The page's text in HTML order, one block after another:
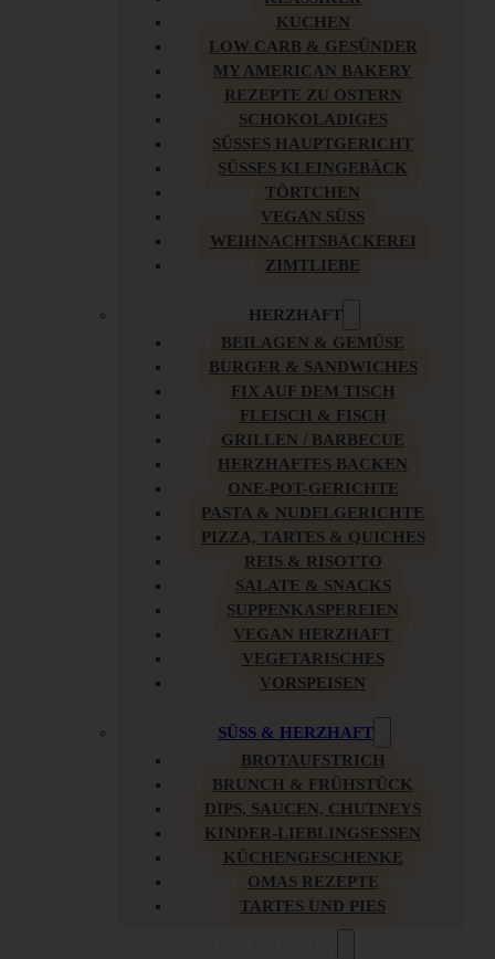
KUCHEN
LOW CARB & GESÜNDER
MY AMERICAN BAKERY
REZEPTE ZU OSTERN
SCHOKOLADIGES
SÜSSES HAUPTGERICHT
SÜSSES KLEINGEBÄCK
TÖRTCHEN
VEGAN SÜSS
WEIHNACHTSBÄCKEREI
ZIMTLIEBE
HERZHAFT
BEILAGEN & GEMÜSE
BURGER & SANDWICHES
FIX AUF DEM TISCH
FLEISCH & FISCH
GRILLEN / BARBECUE
HERZHAFTES BACKEN
ONE-POT-GERICHTE
PASTA & NUDELGERICHTE
PIZZA, TARTES & QUICHES
REIS & RISOTTO
SALATE & SNACKS
SUPPENKASPEREIEN
VEGAN HERZHAFT
VEGETARISCHES
VORSPEISEN
SÜSS & HERZHAFT
BROTAUFSTRICH
BRUNCH & FRÜHSTÜCK
DIPS, SAUCEN, CHUTNEYS
KINDER-LIEBLINGSESSEN
KÜCHENGESCHENKE
OMAS REZEPTE
TARTES UND PIES